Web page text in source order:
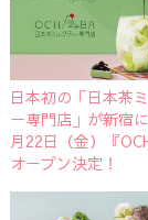
日本初の「日本茶
ー専門店」が新宿
月22日（金）『
オープン決定！